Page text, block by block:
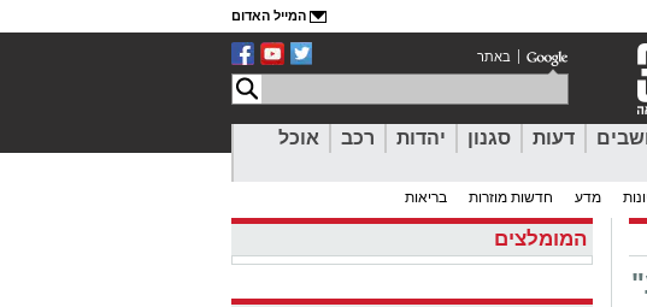
המייל האדום
באתר
דעות סגנון יהדות רכב
אוכל
מדע חדשות מוזרות בריאות
המומלצים